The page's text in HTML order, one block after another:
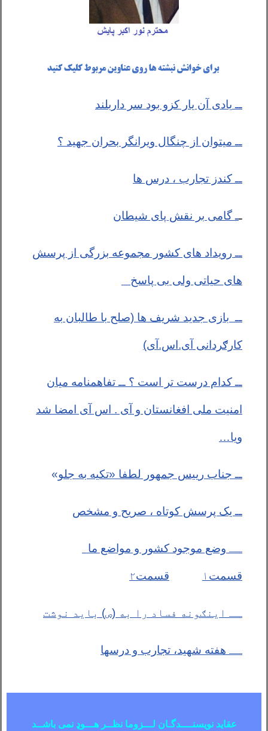
ــ یادی آن یار کزو بود سر داربلند
ــ میتوان از چنگال ویرانگر بحران جهید ؟
ــ کندز تجارب ، درس ها
ــ گامی بر نقش پای شیطان
ــ رویداد های کشور مجموعه بزرگی از پرسش
های حیاتی ولی بی پاسخ
ــ بازی جدید شریف ها (صلح با طالبان به
کارګردانی آی.اس.آی)
ــکدام درست تر است ؟ ــ تفاهمنامه میان
امنیت ملی افغانستان و آی . اس آی امضا شد
ویا…
ــ جناب رییس جمهور لطفا «تکیه به جلو»
ــ یک پرسش کوتاه ، صریح و مشخص
وضع موجود کشور و مواضع ما
قسمت ۱ قسمت۲
ــ اینګونه فساد را به (ص) باید نوشت
ــ هفته شهید، تجارب و درسها
عقاید نویسنــــدگـان لـــزوما نظــر هـــوډ نمی باشــد